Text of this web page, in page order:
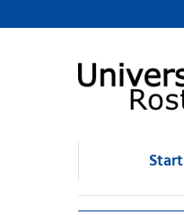
Browsen
direkt zum Inhalt
Start